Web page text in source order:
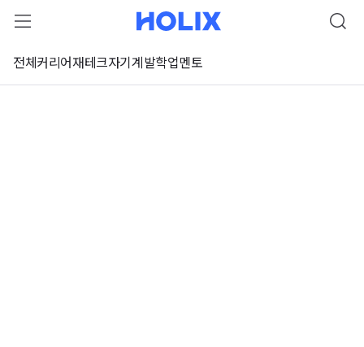
전체 커리어재테크자기계발학업멘토